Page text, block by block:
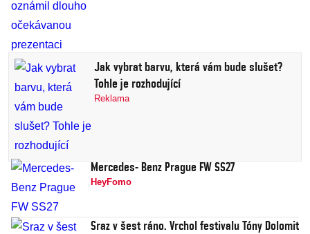
Jak vybrat barvu, která vám bude slušet?
Tohle je rozhodující
Reklama
Mercedes- Benz Prague FW SS27
HeyFomo
Sraz v šest ráno. Vrchol festivalu Tóny Dolomit